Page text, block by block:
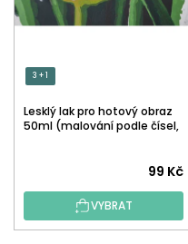
3 + 1
Lesklý lak pro hotový obraz
50ml (malování podle čísel,
hodnocení
produktu
je
99 Kč
VYBRAT